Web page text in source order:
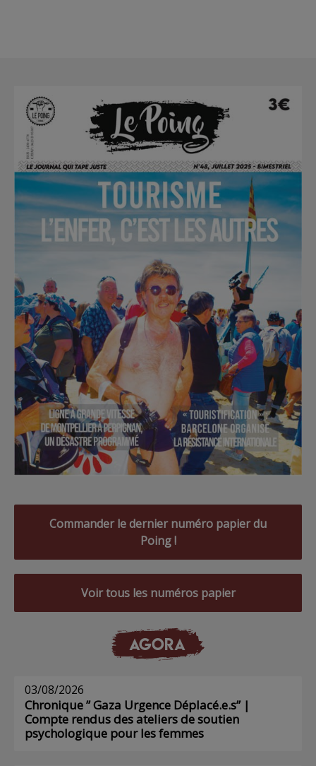
Commander le dernier numéro papier du
Poing !
Voir tous les numéros papier
AGORA
03/08/2026
Chronique ” Gaza Urgence Déplacé.e.s” |
Compte rendus des ateliers de soutien
psychologique pour les femmes